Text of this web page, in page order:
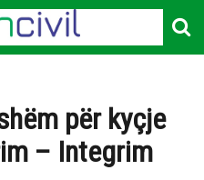
për kyçje
– Integrim